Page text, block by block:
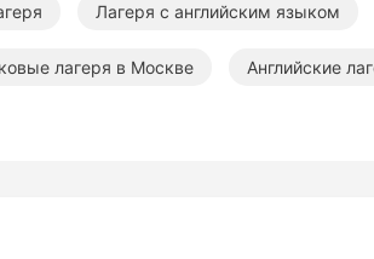
Лагеря с английским языком
лагеря в Москве Английские